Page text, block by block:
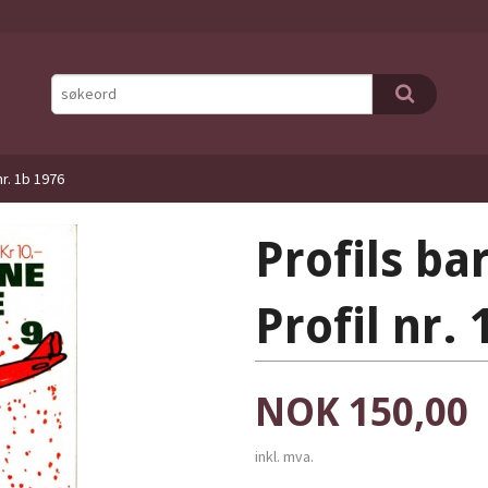
1b 1976
Profils
Profil nr.
Pris
NOK 150,00
inkl. mva.